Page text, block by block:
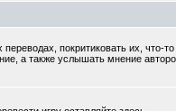
покритиковать их, что-
а также услышать мнение